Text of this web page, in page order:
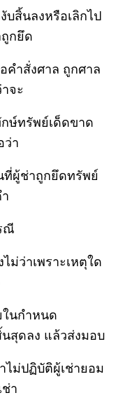
นลงหรือเลิกไป
ถูกยึด
คำสั่งศาล ถูกศาล
จะ
ษ์ทรัพย์เด็ดขาด
ว่า
ที่ผู้ช่าถูกยึดทรัพย์
ณี
าเพราะเหตุใด
ในกำหนด
ดลง แล้วส่งมอบ
ไม่ปฏิบัติผู้เช่ายอม
า